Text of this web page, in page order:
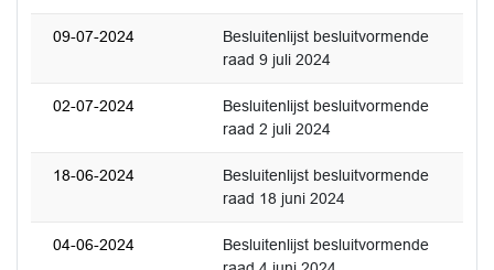
09-07-2024
Besluitenlijst besluitvormende
raad 9 juli 2024
02-07-2024
Besluitenlijst besluitvormende
raad 2 juli 2024
18-06-2024
Besluitenlijst besluitvormende
raad 18 juni 2024
04-06-2024
Besluitenlijst besluitvormende